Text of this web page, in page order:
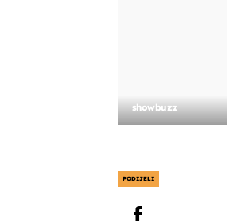
showbuzz
PODIJELI